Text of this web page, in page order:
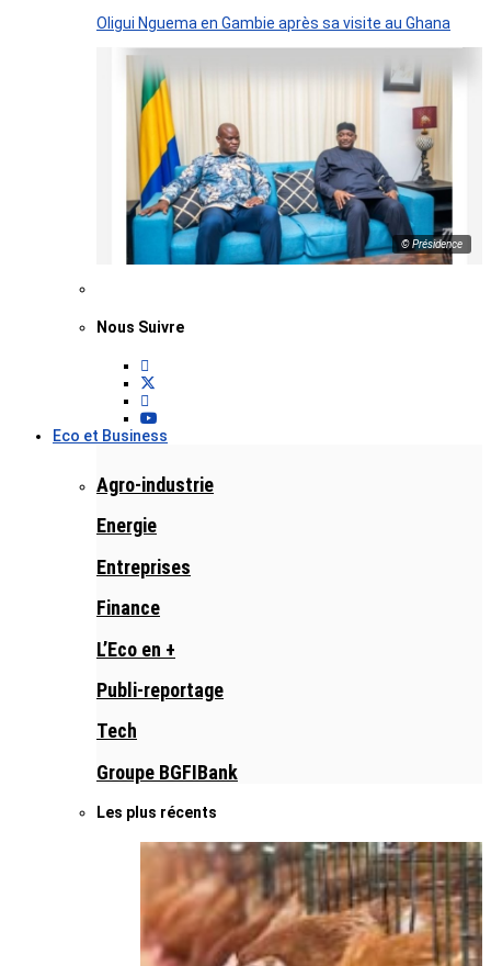
Oligui Nguema en Gambie après sa visite au Ghana
© Présidence
Nous Suivre
Eco et Business
Agro-industrie
Energie
Entreprises
Finance
L’Eco en +
Publi-reportage
Tech
Groupe BGFIBank
Les plus récents